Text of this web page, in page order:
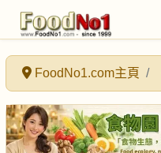
FoodNo1.com主頁